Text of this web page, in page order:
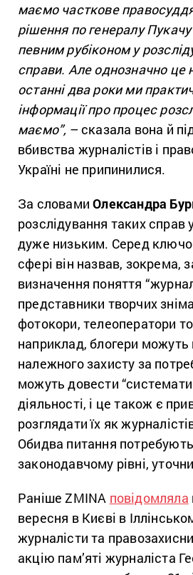
маємо часткове
рішення по генералу
певним рубіконом у
справи. Але однозначно
останні два роки ми
інформації про процес
маємо”, – сказала вона й
вбивства журналістів і
Україні не припинилися.
За словамиОлександра
розслідування таких справ
дуже низьким. Серед
сфері він назвав, зокрема,
визначення поняття
представники творчих
фотокори, телеоператори
наприклад, блогери можуть
належного захисту за
можуть довести
діяльності, і це також є
розглядати їх як
Обидва питання
законодавчому рівні,
Раніше ZMINA повідомляла
вересня в Києві в
журналісти та
акцію пам’яті журналіста